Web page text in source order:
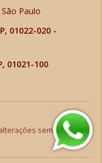
Paulo
01022-020 -
01021-100
sem aviso